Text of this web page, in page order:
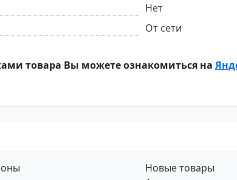
Нет
От сети
товара Вы можете ознакомиться на
Новые товары